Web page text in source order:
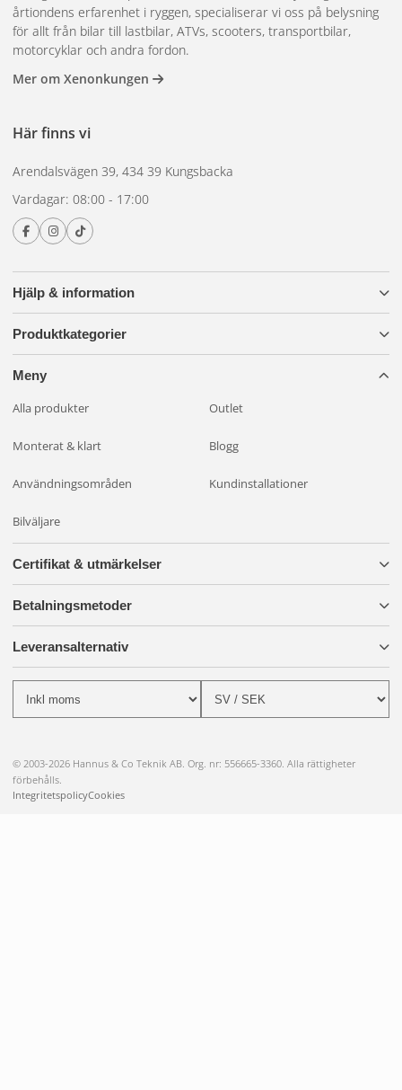
adapter
Kabel: 3 meter
3 meter 12 V adapter medföljer
22 olika blixtmönster
mångsidig lösning för varningssignalering. Med sina olika
monteringsalternativ, blixtmönster och R65-godkännande
kan du känna dig trygg med att detta varningsljus kommer
att ge tydlig och synlig varning. Beställ ditt BriodLights
roterande LED varningsljus idag och få en pålitlig
varningslösning!
Hjälp & information
Produktkategorier
Meny
Alla produkter Outlet
Monterat & klart Blogg
Användningsområden Kundinstallationer
Bilväljare
årtiondens erfarenhet i ryggen, specialiserar vi oss på belysning
för allt från bilar till lastbilar, ATVs, scooters, transportbilar,
motorcyklar och andra fordon.
Mer om Xenonkungen
Här finns vi
Arendalsvägen 39, 434 39 Kungsbacka
Vardagar: 08:00 - 17:00
Certifikat & utmärkelser
Betalningsmetoder
Leveransalternativ
© 2003-2026 Hannus & Co Teknik AB. Org. nr: 556665-3360. Alla rättigheter
förbehålls.
IntegritetspolicyCookies